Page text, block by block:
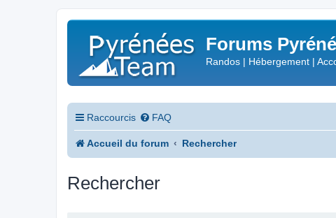
Forums
Randos | Hébergement |
Raccourcis FAQ
Accueil du forum Rechercher
Rechercher